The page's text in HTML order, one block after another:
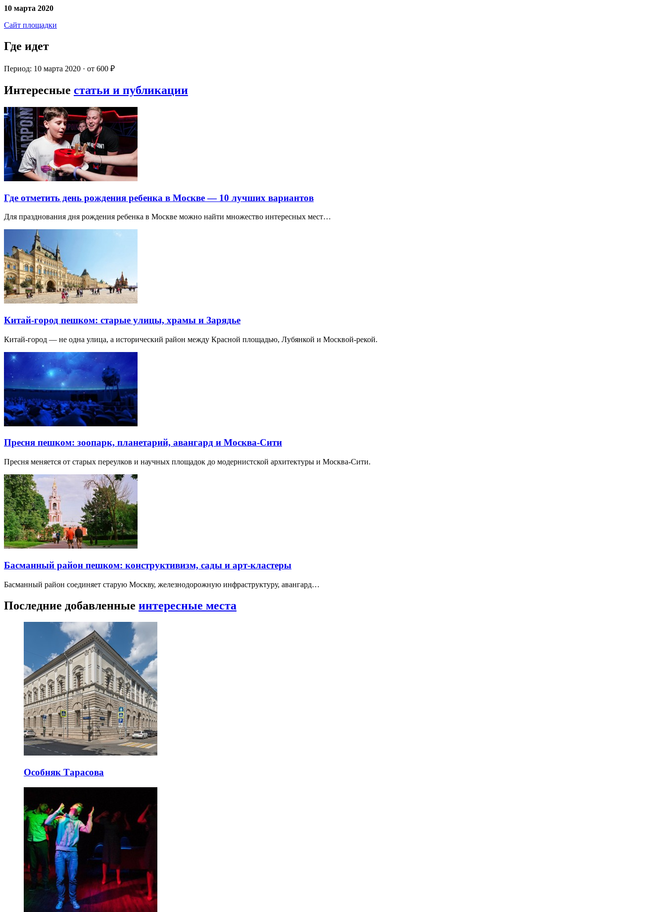
10 марта 2020
Сайт площадки
Где идет
Период: 10 марта 2020 · от 600 ₽
Интересные статьи и публикации
Где отметить день рождения ребенка в Москве — 10 лучших вариантов
Для празднования дня рождения ребенка в Москве можно найти множество интересных мест…
Китай-город пешком: старые улицы, храмы и Зарядье
Китай-город — не одна улица, а исторический район между Красной площадью, Лубянкой и Москвой-рекой.
Пресня пешком: зоопарк, планетарий, авангард и Москва-Сити
Пресня меняется от старых переулков и научных площадок до модернистской архитектуры и Москва-Сити.
Басманный район пешком: конструктивизм, сады и арт-кластеры
Басманный район соединяет старую Москву, железнодорожную инфраструктуру, авангард…
Последние добавленные интересные места
Особняк Тарасова